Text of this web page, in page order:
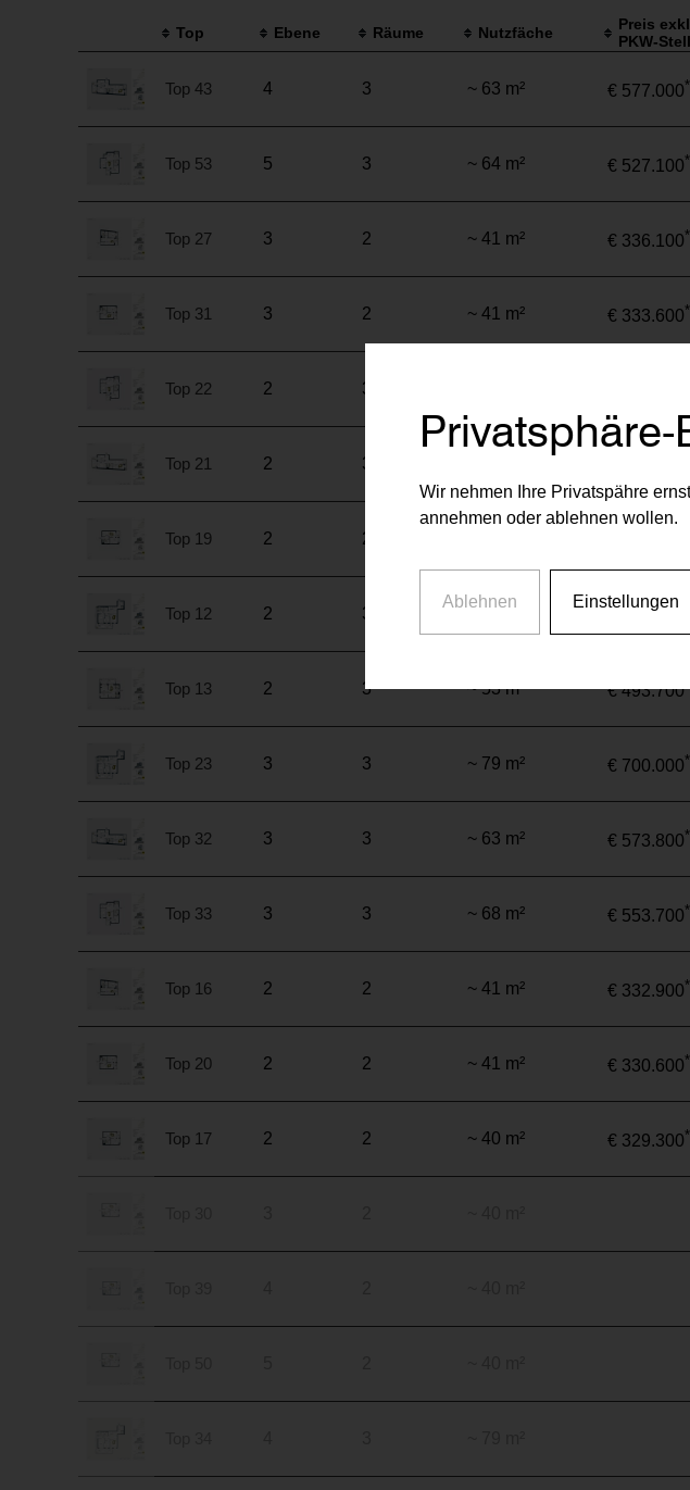
Top Ebene Räume Nutzfäche
Preis
PKW-
Top 43 4 3 ~ 63 m² € 577.000
Top 53 5 3 ~ 64 m² € 527.100
Top 27 3 2 ~ 41 m² € 336.100
Top 31 3 2 ~ 41 m² € 333.600
Top 22 2 3
Top 21 2 3
Top 19 2 2
Top 12 2 3 ~ 79 m² € 693.500
Top 13 2 3 ~ 53 m² € 493.700
Top 23 3 3 ~ 79 m² € 700.000
Top 32 3 3 ~ 63 m² € 573.800
Top 33 3 3 ~ 68 m² € 553.700
Top 16 2 2 ~ 41 m² € 332.900
Top 20 2 2 ~ 41 m² € 330.600
Top 17 2 2 ~ 40 m² € 329.300
Wir nehmen Ihre Privatspähre
annehmen oder ablehnen wollen.
Ablehnen Einstellungen